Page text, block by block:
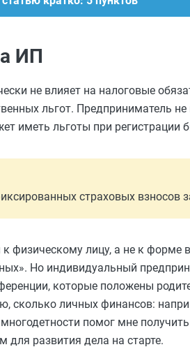
ИП
не влияет на налоговые
льгот. Предприниматель
иметь льготы при регистрации
страховых взносов
физическому лицу, а не к форме
Но индивидуальный
которые положены
сколько личных финансов:
помог мне
развития дела на старте.